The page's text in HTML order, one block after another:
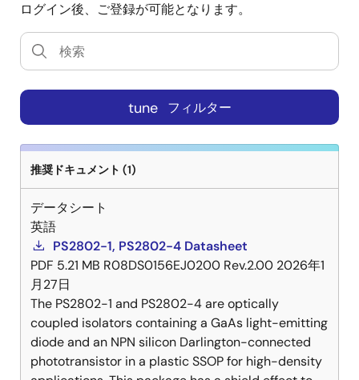
ログイン後、ご登録が可能となります。
tune フィルター
推奨ドキュメント (1)
データシート
英語
PS2802-1, PS2802-4 Datasheet
PDF 5.21 MB R08DS0156EJ0200 Rev.2.00 2026年1
月27日
The PS2802-1 and PS2802-4 are optically
coupled isolators containing a GaAs light-emitting
diode and an NPN silicon Darlington-connected
phototransistor in a plastic SSOP for high-density